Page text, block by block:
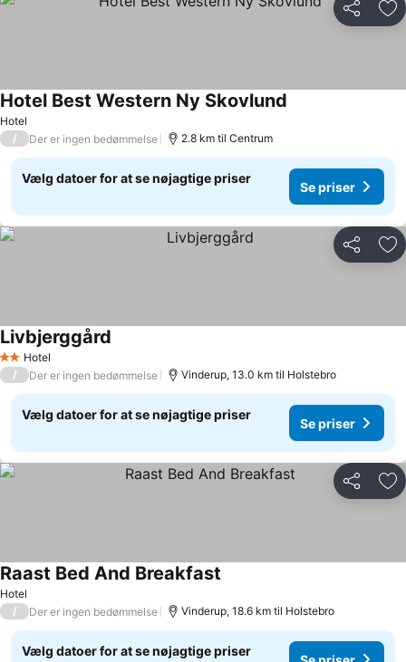
Del
Hotel
Hotel Best Western Ny Skovlund
/ Der er ingen bedømmelse 2.8 km til Centrum
Vælg datoer for at se nøjagtige priser
Se priser
Del
2 Stjerner
Hotel
Livbjerggård
/ Der er ingen bedømmelse Vinderup, 13.0 km til Holstebro
Vælg datoer for at se nøjagtige priser
Se priser
Del
Hotel
Raast Bed And Breakfast
/ Der er ingen bedømmelse Vinderup, 18.6 km til Holstebro
Vælg datoer for at se nøjagtige priser